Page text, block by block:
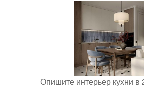
Опишите интерьер кухни в